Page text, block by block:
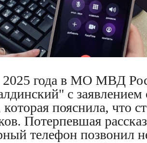
2025 года в МО МВД
с заявлением
пояснила, что
Потерпевшая
телефон позвонил